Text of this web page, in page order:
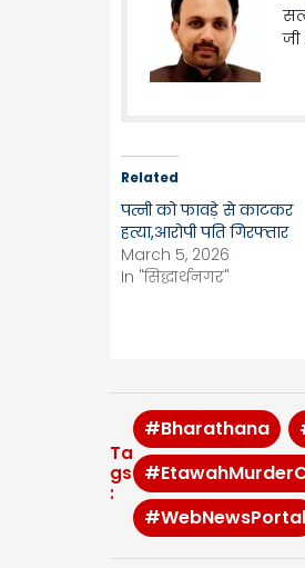
जी
Related
पत्नी को फावड़े से काटकर
हत्या,आरोपी पति गिरफ्तार
March 5, 2026
In "सिद्धार्थनगर"
Ta
gs
:
#Bharathana
#WebNewsPortal